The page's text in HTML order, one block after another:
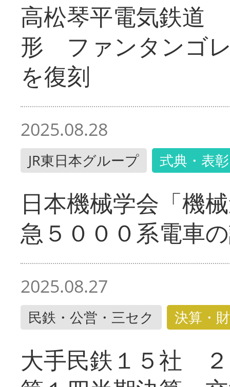
高松琴平電気鉄道
形 ファンタンゴ
を復刻
2025.08.28
JR東日本グループ 式典・表彰
日本機械学会「機
急５０００系電車
2025.08.27
民鉄・公営・三セク 決算・
大手民鉄１５社